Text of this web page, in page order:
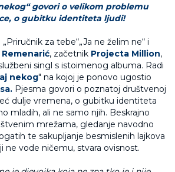
govori o velikom problemu
o gubitku identiteta ljudi!
za tebe“„Ja ne želim ne“ i
Remenarić, začetnik Projecta Million,
singl s istoimenog albuma. Radi
nekog" na kojoj je ponovo ugostio
Pjesma govori o poznatoj društvenoj
dulje vremena, o gubitku identiteta
mladih, ali ne samo njih. Beskrajno
mrežama, gledanje navodno
te sakupljanje besmislenih lajkova
ne vode ničemu, stvara ovisnost.